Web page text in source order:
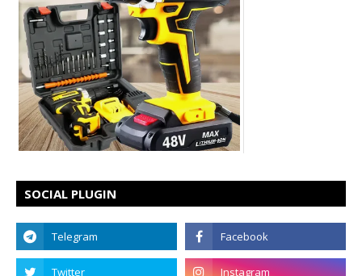
SOCIAL PLUGIN